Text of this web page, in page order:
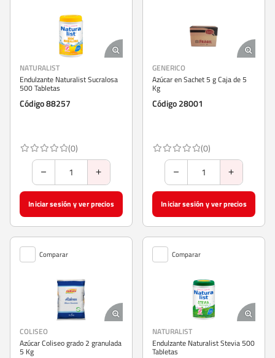
NATURALIST
Endulzante Naturalist Sucralosa
500 Tabletas
Código 88257
(0)
Iniciar sesión y ver precios
GENERICO
Azúcar en Sachet 5 g Caja de 5
Kg
Código 28001
(0)
Iniciar sesión y ver precios
Comparar
COLISEO
Azúcar Coliseo grado 2 granulada
5 Kg
Comparar
NATURALIST
Endulzante Naturalist Stevia 500
Tabletas